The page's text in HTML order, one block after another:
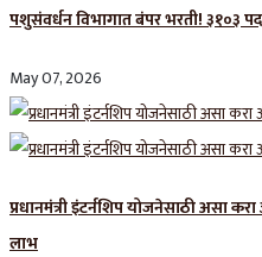
पशुसंवर्धन विभागात बंपर भरती! ३१०३
May 07, 2026
प्रधानमंत्री इंटर्नशिप योजनेसाठी असा
लाभ